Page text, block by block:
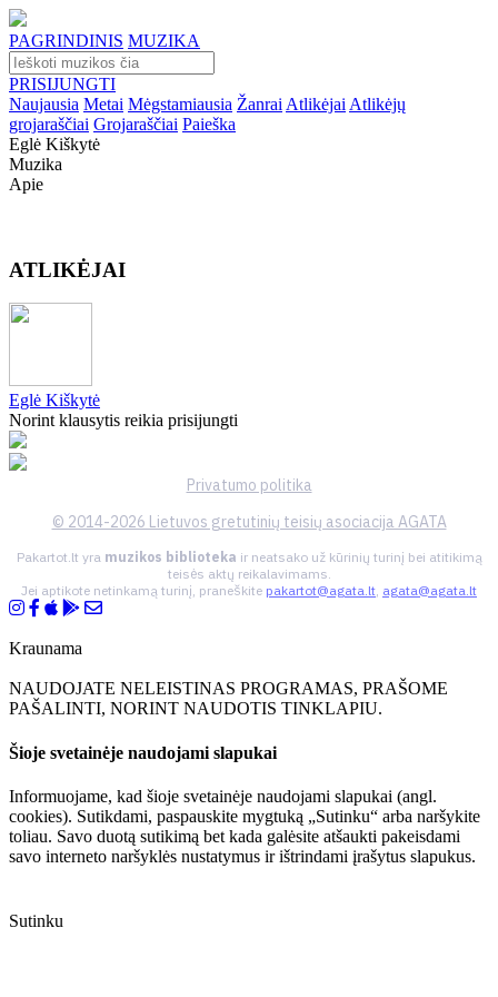
PAGRINDINIS MUZIKA
PRISIJUNGTI
Naujausia Metai Mėgstamiausia Žanrai Atlikėjai Atlikėjų
grojaraščiai Grojaraščiai Paieška
Eglė Kiškytė
Muzika
Apie
ATLIKĖJAI
Eglė Kiškytė
Norint klausytis reikia prisijungti
Privatumo politika
© 2014-2026 Lietuvos gretutinių teisių asociacija AGATA
Pakartot.lt yra muzikos biblioteka ir neatsako už kūrinių turinį bei atitikimą
teisės aktų reikalavimams.
Jei aptikote netinkamą turinį, praneškite pakartot@agata.lt, agata@agata.lt
Kraunama
NAUDOJATE NELEISTINAS PROGRAMAS, PRAŠOME
PAŠALINTI, NORINT NAUDOTIS TINKLAPIU.
Šioje svetainėje naudojami slapukai
Informuojame, kad šioje svetainėje naudojami slapukai (angl.
cookies). Sutikdami, paspauskite mygtuką „Sutinku“ arba naršykite
toliau. Savo duotą sutikimą bet kada galėsite atšaukti pakeisdami
savo interneto naršyklės nustatymus ir ištrindami įrašytus slapukus.
Sutinku